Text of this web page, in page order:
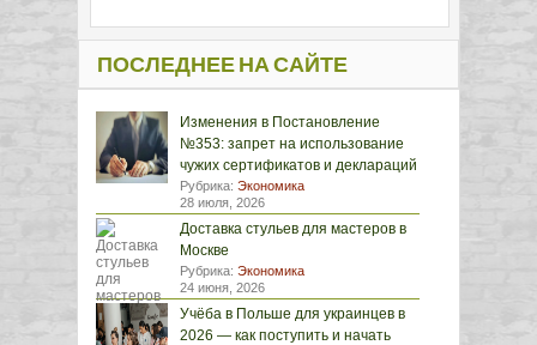
ПОСЛЕДНЕЕ НА САЙТЕ
Изменения в Постановление
№353: запрет на использование
чужих сертификатов и деклараций
Рубрика: Экономика
28 июля, 2026
Доставка стульев для мастеров в
Москве
Рубрика: Экономика
24 июня, 2026
Учёба в Польше для украинцев в
2026 — как поступить и начать